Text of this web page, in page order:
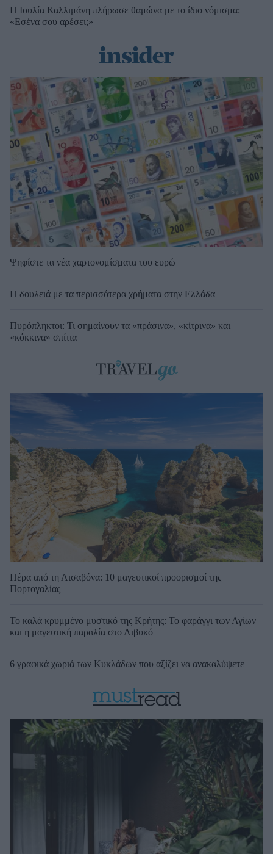
Η Ιουλία Καλλιμάνη πλήρωσε θαμώνα με το ίδιο νόμισμα:
«Εσένα σου αρέσει;»
Ψηφίστε τα νέα χαρτονομίσματα του ευρώ
Η δουλειά με τα περισσότερα χρήματα στην Ελλάδα
Πυρόπληκτοι: Τι σημαίνουν τα «πράσινα», «κίτρινα» και
«κόκκινα» σπίτια
Πέρα από τη Λισαβόνα: 10 μαγευτικοί προορισμοί της
Πορτογαλίας
Το καλά κρυμμένο μυστικό της Κρήτης: Το φαράγγι των Αγίων
και η μαγευτική παραλία στο Λιβυκό
6 γραφικά χωριά των Κυκλάδων που αξίζει να ανακαλύψετε